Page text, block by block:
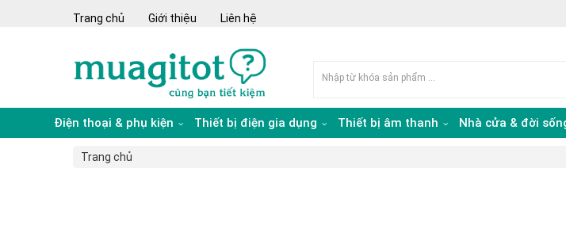
Trang chủ Giới thiệu Liên hệ
Điện thoại & phụ kiện Thiết bị điện gia dụng Thiết bị âm thanh Nhà cửa & đời
Trang chủ